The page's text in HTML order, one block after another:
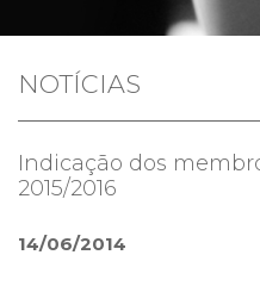
NOTÍCIAS
Indicação dos
2015/2016
14/06/2014